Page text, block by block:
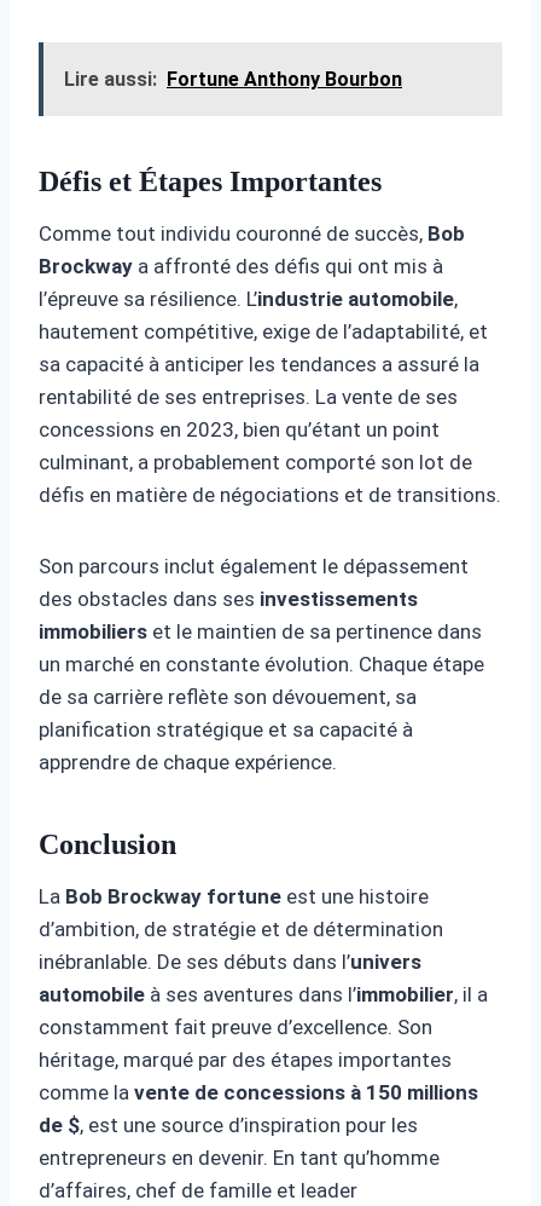
Lire aussi: Fortune Anthony Bourbon
Défis et Étapes Importantes
Comme tout individu couronné de succès, Bob
Brockway a affronté des défis qui ont mis à
l’épreuve sa résilience. L’industrie automobile,
hautement compétitive, exige de l’adaptabilité, et
sa capacité à anticiper les tendances a assuré la
rentabilité de ses entreprises. La vente de ses
concessions en 2023, bien qu’étant un point
culminant, a probablement comporté son lot de
défis en matière de négociations et de transitions.
Son parcours inclut également le dépassement
des obstacles dans ses investissements
immobiliers et le maintien de sa pertinence dans
un marché en constante évolution. Chaque étape
de sa carrière reflète son dévouement, sa
planification stratégique et sa capacité à
apprendre de chaque expérience.
Conclusion
La Bob Brockway fortune est une histoire
d’ambition, de stratégie et de détermination
inébranlable. De ses débuts dans l’univers
automobile à ses aventures dans l’immobilier, il a
constamment fait preuve d’excellence. Son
héritage, marqué par des étapes importantes
comme la vente de concessions à 150 millions
de $, est une source d’inspiration pour les
entrepreneurs en devenir. En tant qu’homme
d’affaires, chef de famille et leader